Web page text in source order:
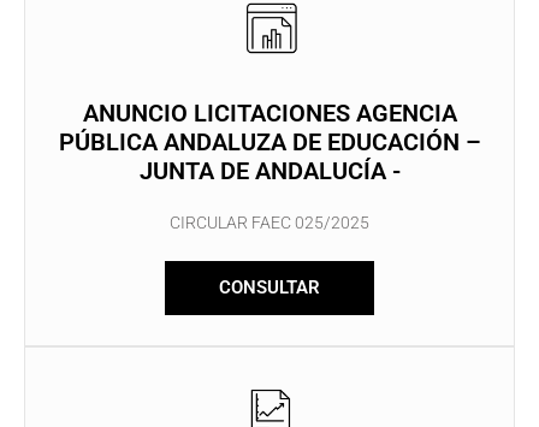
ANUNCIO LICITACIONES AGENCIA
PÚBLICA ANDALUZA DE EDUCACIÓN –
JUNTA DE ANDALUCÍA -
CIRCULAR FAEC 025/2025
CONSULTAR